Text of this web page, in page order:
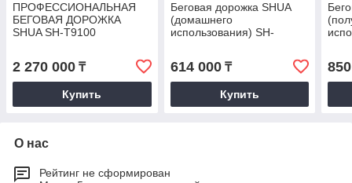
ПРОФЕССИОНАЛЬНАЯ
БЕГОВАЯ ДОРОЖКА
SHUA SH-T9100
2 270 000 ₸
Купить
Беговая дорожка SHUA
(домашнего
использования) SH-
614 000₸
Купить
О нас
Рейтинг не сформирован